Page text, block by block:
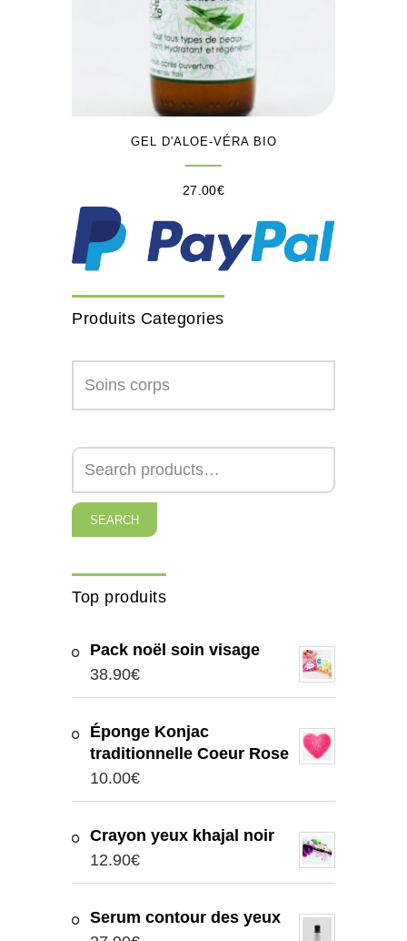
GEL D'ALOE-VÉRA BIO
27.00€
Produits Categories
SEARCH
Top produits
Pack noël soin visage
38.90€
Éponge Konjac
traditionnelle Coeur Rose
10.00€
Crayon yeux khajal noir
12.90€
Serum contour des yeux